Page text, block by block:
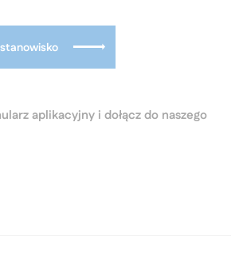
aplikacyjny i dołącz do naszego